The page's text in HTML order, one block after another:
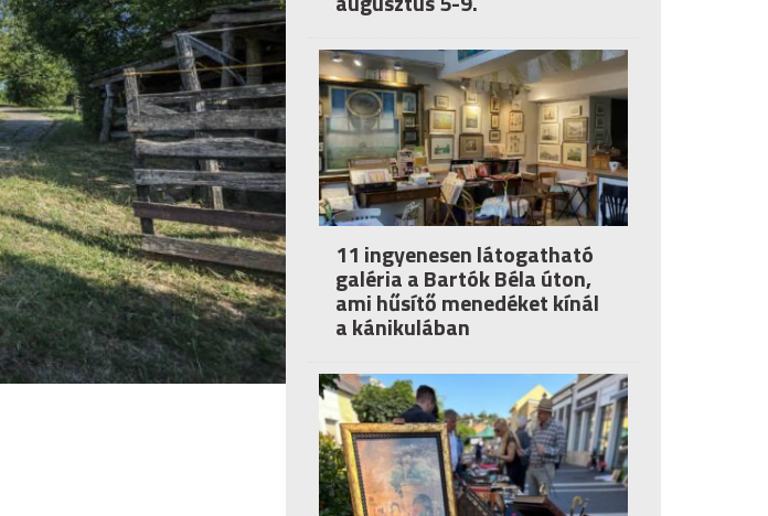
11 ingyenesen látogatható
galéria a Bartók Béla úton,
ami hűsítő menedéket kínál
a kánikulában